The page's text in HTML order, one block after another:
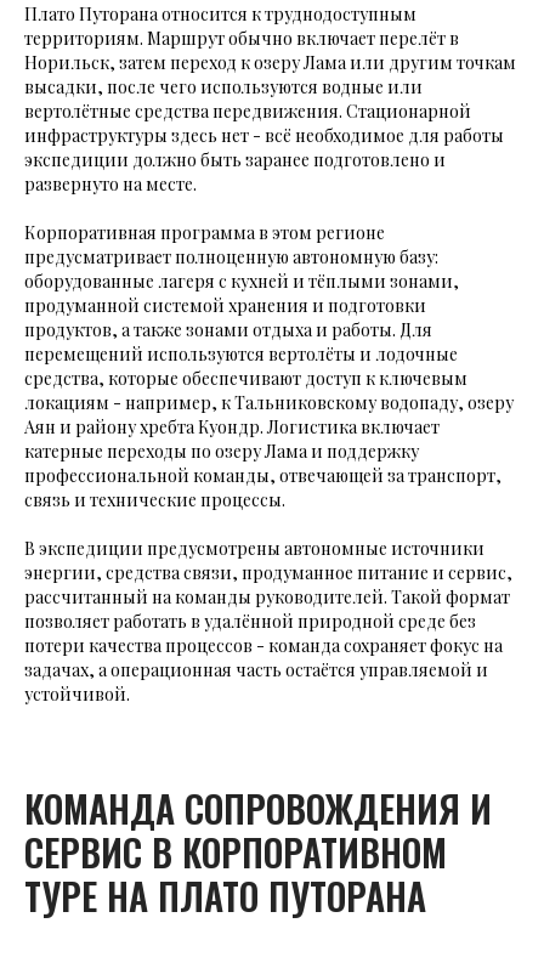
Плато Путорана относится к труднодоступным
территориям. Маршрут обычно включает перелёт в
Норильск, затем переход к озеру Лама или другим точкам
высадки, после чего используются водные или
вертолётные средства передвижения. Стационарной
инфраструктуры здесь нет - всё необходимое для работы
экспедиции должно быть заранее подготовлено и
развернуто на месте.
Корпоративная программа в этом регионе
предусматривает полноценную автономную базу:
оборудованные лагеря с кухней и тёплыми зонами,
продуманной системой хранения и подготовки
продуктов, а также зонами отдыха и работы. Для
перемещений используются вертолёты и лодочные
средства, которые обеспечивают доступ к ключевым
локациям - например, к Тальниковскому водопаду, озеру
Аян и районy хребта Куондр. Логистика включает
катерные переходы по озеру Лама и поддержку
профессиональной команды, отвечающей за транспорт,
связь и технические процессы.
В экспедиции предусмотрены автономные источники
энергии, средства связи, продуманное питание и сервис,
рассчитанный на команды руководителей. Такой формат
позволяет работать в удалённой природной среде без
потери качества процессов - команда сохраняет фокус на
задачах, а операционная часть остаётся управляемой и
устойчивой.
КОМАНДА СОПРОВОЖДЕНИЯ И
СЕРВИС В КОРПОРАТИВНОМ
ТУРЕ НА ПЛАТО ПУТОРАНА